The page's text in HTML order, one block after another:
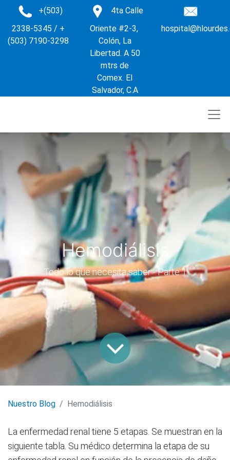
+(503)
2338-5345 / +
(503) 7190-3298
4ta Calle
Oriente #2-3,
Colón, La
Libertad. A 50
mtrs de
Comex. El
Salvador, C.A
Hemodiálisis
Todo lo que necesita saber - Parte 1
Nuestro Blog Hemodiálisis
La enfermedad renal tiene 5 etapas. Se muestran en la
siguiente tabla. Su médico determina la etapa de su